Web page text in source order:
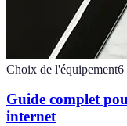
Choix de l'équipement6
Guide complet
internet